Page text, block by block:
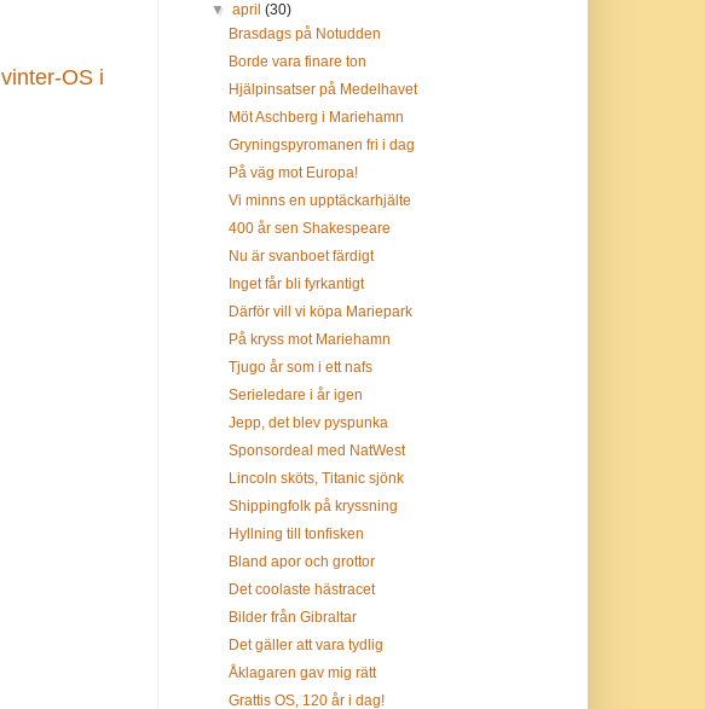
vinter-OS i
▼ april (30)
Brasdags på Notudden
Borde vara finare ton
Hjälpinsatser på Medelhavet
Möt Aschberg i Mariehamn
Gryningspyromanen fri i dag
På väg mot Europa!
Vi minns en upptäckarhjälte
400 år sen Shakespeare
Nu är svanboet färdigt
Inget får bli fyrkantigt
Därför vill vi köpa Mariepark
På kryss mot Mariehamn
Tjugo år som i ett nafs
Serieledare i år igen
Jepp, det blev pyspunka
Sponsordeal med NatWest
Lincoln sköts, Titanic sjönk
Shippingfolk på kryssning
Hyllning till tonfisken
Bland apor och grottor
Det coolaste hästracet
Bilder från Gibraltar
Det gäller att vara tydlig
Åklagaren gav mig rätt
Grattis OS, 120 år i dag!